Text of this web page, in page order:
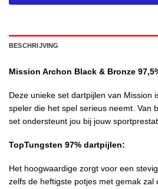
BESCHRIJVING
Mission Archon Black & Bronze
Deze unieke set dartpijlen van Mission
speler die het spel serieus neemt. Van
set ondersteunt jou bij jouw
TopTungsten 97% dartpijlen:
Het hoogwaardige zorgt voor een
zelfs de heftigste potjes met gemak zal